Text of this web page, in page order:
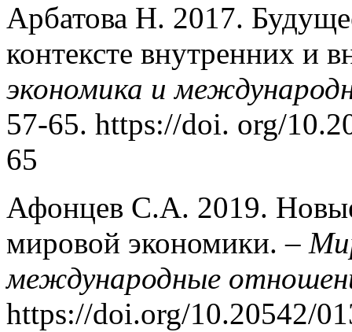
Арбатова Н. 2017.
контексте внутренних и
экономика и
57-65. https://doi. org/
65
Афонцев С.А. 2019.
мировой экономики. –
международные
https://doi.org/10.20542/